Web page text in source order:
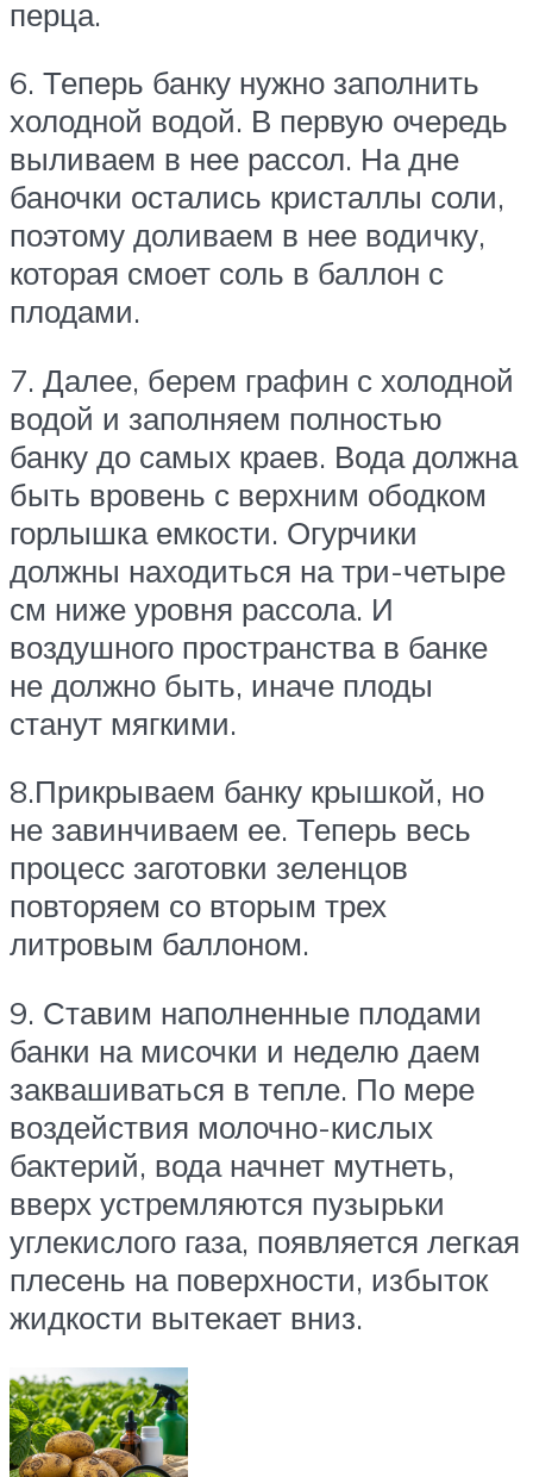
перца.
6. Теперь банку нужно заполнить
холодной водой. В первую очередь
выливаем в нее рассол. На дне
баночки остались кристаллы соли,
поэтому доливаем в нее водичку,
которая смоет соль в баллон с
плодами.
7. Далее, берем графин с холодной
водой и заполняем полностью
банку до самых краев. Вода должна
быть вровень с верхним ободком
горлышка емкости. Огурчики
должны находиться на три-четыре
см ниже уровня рассола. И
воздушного пространства в банке
не должно быть, иначе плоды
станут мягкими.
8.Прикрываем банку крышкой, но
не завинчиваем ее. Теперь весь
процесс заготовки зеленцов
повторяем со вторым трех
литровым баллоном.
9. Ставим наполненные плодами
банки на мисочки и неделю даем
заквашиваться в тепле. По мере
воздействия молочно-кислых
бактерий, вода начнет мутнеть,
вверх устремляются пузырьки
углекислого газа, появляется легкая
плесень на поверхности, избыток
жидкости вытекает вниз.